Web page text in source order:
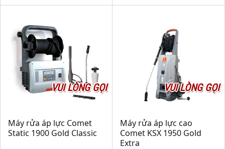
VUI LÒNG GỌI
Máy rửa áp lực Comet
Static 1900 Gold Classic
VUI LÒNG GỌI
Máy rửa áp lực cao
Comet KSX 1950 Gold
Extra